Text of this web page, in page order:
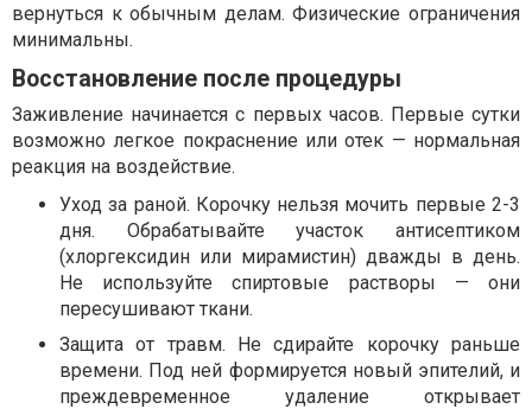
вернуться к обычным делам. Физические ограничения
минимальны.
Восстановление после процедуры
Заживление начинается с первых часов. Первые сутки
возможно легкое покраснение или отек — нормальная
реакция на воздействие.
Уход за раной. Корочку нельзя мочить первые 2-3
дня. Обрабатывайте участок антисептиком
(хлоргексидин или мирамистин) дважды в день.
Не используйте спиртовые растворы — они
пересушивают ткани.
Защита от травм. Не сдирайте корочку раньше
времени. Под ней формируется новый эпителий, и
преждевременное удаление открывает